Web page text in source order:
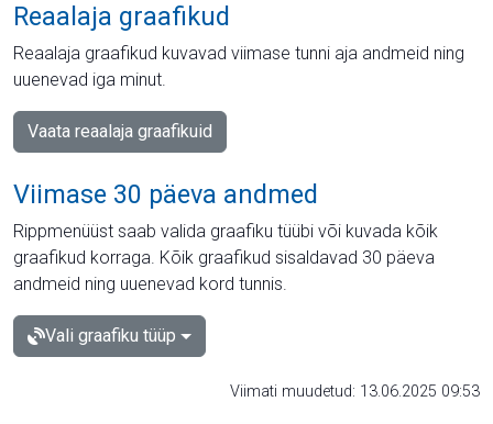
Reaalaja graafikud
Reaalaja graafikud kuvavad viimase tunni aja andmeid ning
uuenevad iga minut.
Vaata reaalaja graafikuid
Viimase 30 päeva andmed
Rippmenüüst saab valida graafiku tüübi või kuvada kõik
graafikud korraga. Kõik graafikud sisaldavad 30 päeva
andmeid ning uuenevad kord tunnis.
Vali graafiku tüüp
Viimati muudetud: 13.06.2025 09:53